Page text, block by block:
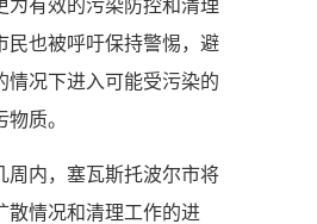
为有效的污染防控和清理
民也被呼吁保持警惕，避
情况下进入可能受污染的
质。
周内，塞瓦斯托波尔市将
散情况和清理工作的进